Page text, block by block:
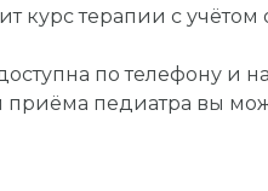
курс терапии с учётом
по телефону и
педиатра вы